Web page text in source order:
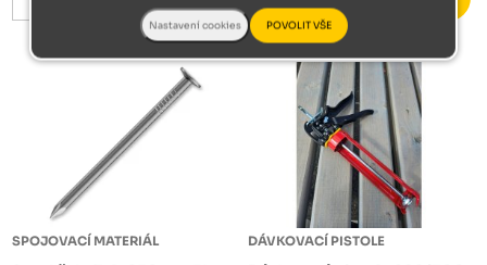
SPOJOVACÍ MATERIÁL DÁVKOVACÍ PISTOLE